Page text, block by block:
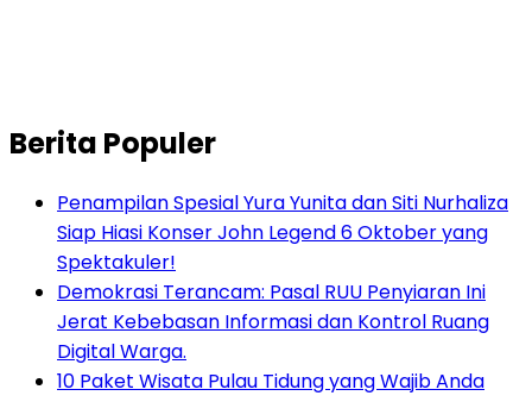
Berita Populer
Penampilan Spesial Yura Yunita dan Siti Nurhaliza
Siap Hiasi Konser John Legend 6 Oktober yang
Spektakuler!
Demokrasi Terancam: Pasal RUU Penyiaran Ini
Jerat Kebebasan Informasi dan Kontrol Ruang
Digital Warga.
10 Paket Wisata Pulau Tidung yang Wajib Anda